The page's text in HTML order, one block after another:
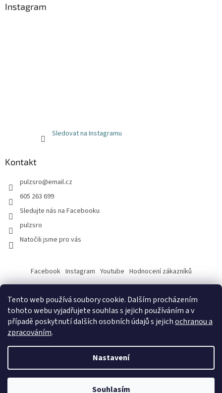
Tento web používá soubory cookie. Dalším procházením
tohoto webu vyjadřujete souhlas s jejich používáním a v
případě poskytnutí dalších osobních údajů s jejichochranou a
zpracováním.
Nastavení
Souhlasím
Instagram
Sledovat na Instagramu
Kontakt
pulzsro@email.cz
605 263 699
Sledujte nás na Facebooku
pulzsro
Natočili jsme pro vás
Facebook Instagram Youtube Hodnocení zákazníků